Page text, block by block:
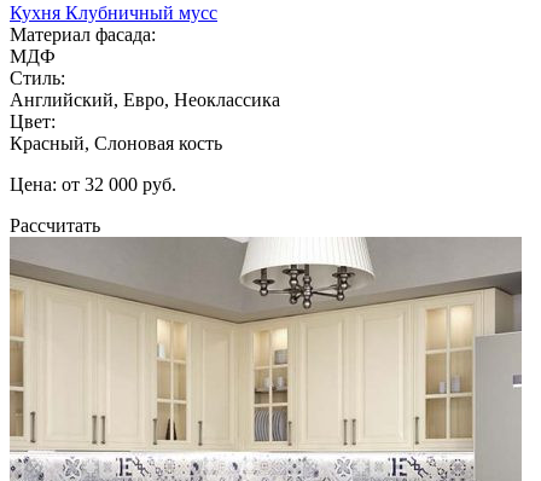
Кухня Клубничный мусс
Материал фасада:
МДФ
Стиль:
Английский, Евро, Неоклассика
Цвет:
Красный, Слоновая кость
Цена: от 32 000 руб.
Рассчитать